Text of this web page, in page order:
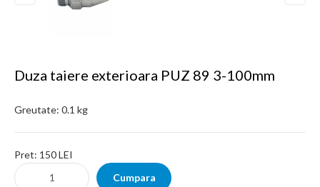
Duza taiere exterioara PUZ 89 3-100mm
Greutate: 0.1 kg
Pret: 150 LEI